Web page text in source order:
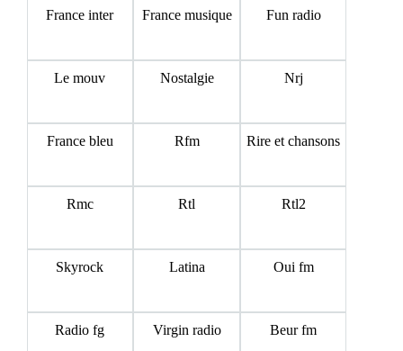
France inter France musique Fun radio
Le mouv Nostalgie Nrj
France bleu Rfm Rire et chansons
Rmc Rtl Rtl2
Skyrock Latina Oui fm
Radio fg Virgin radio Beur fm